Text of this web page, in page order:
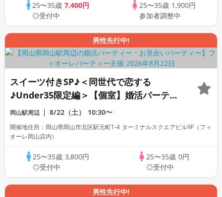
25〜35歳7,400円
◎受付中
25〜35歳 1,900円
参加者調整中
男性先行中!
スイーツ付きSP♪＜同世代で恋する
♪Under35限定編＞【個室】婚活パーティ
ー～真剣な出会い～
岡山駅周辺 8/22（土） 10:30〜
開催地住所：岡山県岡山市北区駅元町1-4 ターミナルスクエアビル9F（フィ
オーレ岡山店内）
25〜35歳 3,800円
◎受付中
25〜35歳 0円
◎受付中
男性先行中!